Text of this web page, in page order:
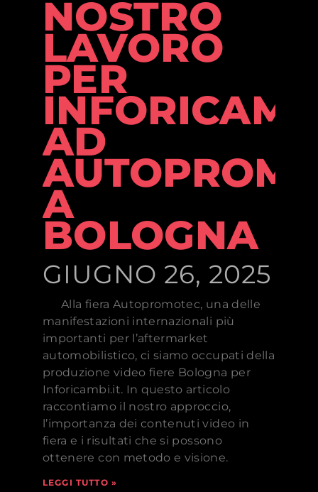
NOSTRO
LAVORO
PER
AD
A
BOLOGNA
GIUGNO 26, 2025
Alla fiera Autopromotec, una delle
manifestazioni internazionali più
importanti per l’aftermarket
automobilistico, ci siamo occupati della
produzione video fiere Bologna per
Inforicambi.it. In questo articolo
raccontiamo il nostro approccio,
l’importanza dei contenuti video in
fiera e i risultati che si possono
ottenere con metodo e visione.
LEGGI TUTTO »